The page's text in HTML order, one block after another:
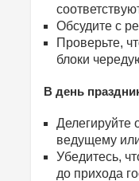
Обсудите с
Проверьте,
блоки
В день
Делегируйте
ведущему
Убедитесь,
до прихода